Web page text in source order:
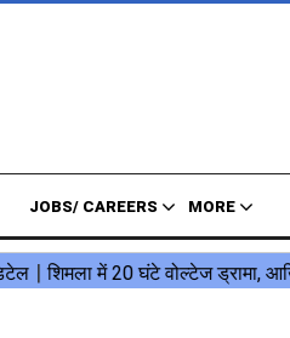
JOBS/ CAREERS MORE